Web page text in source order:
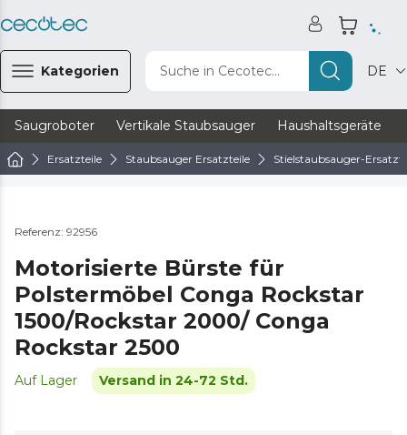
Kategorien Suche in Cecotec... DE
Saugroboter Vertikale Staubsauger Haushaltsgeräte
Ersatzteile Staubsauger Ersatzteile Stielstaubsauger-
Referenz: 92956
Motorisierte Bürste für
Polstermöbel Conga Rockstar
1500/Rockstar 2000/ Conga
Rockstar 2500
Auf Lager Versand in 24-72 Std.